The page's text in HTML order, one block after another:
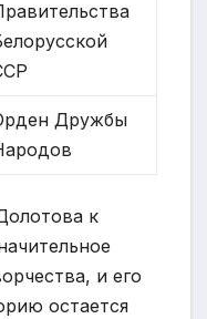
Дружбы
к
и его
остается